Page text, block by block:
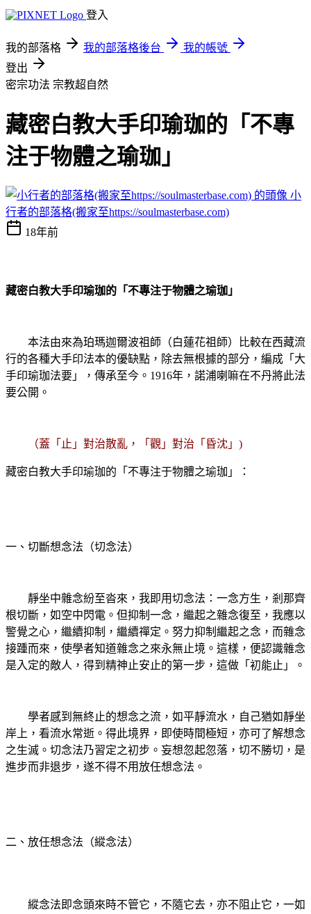
登入
我的部落格 我的部落格後台
我的帳號
登出
密宗功法 宗教超自然
藏密白教大手印瑜珈的「不專
注于物體之瑜珈」
小
行者的部落格(搬家至https://soulmasterbase.com)
18年前
藏密白教大手印瑜珈的「不專注于物體之瑜珈」
本法由來為珀瑪迦爾波祖師（白蓮花祖師）比較在西藏流
行的各種大手印法本的優缺點，除去無根據的部分，編成「大
手印瑜珈法要」，傳承至今。 1916年，諾浦喇嘛在不丹將此法
要公開。
（蓋「止」對治散亂，「觀」對治「昏沈」)
藏密白教大手印瑜珈的「不專注于物體之瑜珈」：
一、切斷想念法（切念法）
靜坐中雜念紛至沓來，我即用切念法：一念方生，剎那齊
根切斷，如空中閃電。但抑制一念，繼起之雜念復至，我應以
警覺之心，繼續抑制，繼續禪定。努力抑制繼起之念，而雜念
接踵而來，使學者知道雜念之來永無止境。這樣，便認識雜念
是入定的敵人，得到精神止安止的第一步，這做「初能止」。
學者感到無終止的想念之流，如平靜流水，自己猶如靜坐
岸上，看流水常逝。得此境界，即使時間極短，亦可了解想念
之生滅。切念法乃習定之初步。妄想忽起忽落，切不勝切，是
進步而非退步，遂不得不用放任想念法。
二、放任想念法（縱念法）
縱念法即念頭來時不管它，不隨它去，亦不阻止它，一如